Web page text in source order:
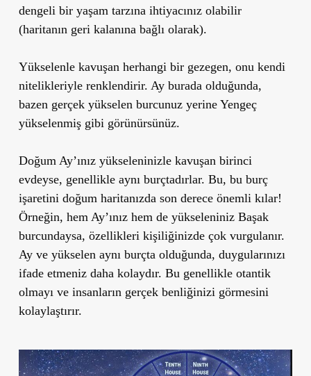
dengeli bir yaşam tarzına ihtiyacınız olabilir
(haritanın geri kalanına bağlı olarak).
Yükselenle kavuşan herhangi bir gezegen, onu kendi
nitelikleriyle renklendirir. Ay burada olduğunda,
bazen gerçek yükselen burcunuz yerine Yengeç
yükselenmiş gibi görünürsünüz.
Doğum Ay’ınız yükseleninizle kavuşan birinci
evdeyse, genellikle aynı burçtadırlar. Bu, bu burç
işaretini doğum haritanızda son derece önemli kılar!
Örneğin, hem Ay’ınız hem de yükseleniniz Başak
burcundaysa, özellikleri kişiliğinizde çok vurgulanır.
Ay ve yükselen aynı burçta olduğunda, duygularınızı
ifade etmeniz daha kolaydır. Bu genellikle otantik
olmayı ve insanların gerçek benliğinizi görmesini
kolaylaştırır.